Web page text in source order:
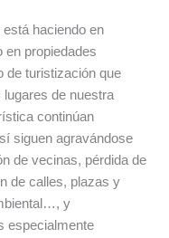
está haciendo en
en propiedades
de turistización que
de nuestra
continúan
siguen agravándose
de vecinas, pérdida de
de calles, plazas y
y
especialmente